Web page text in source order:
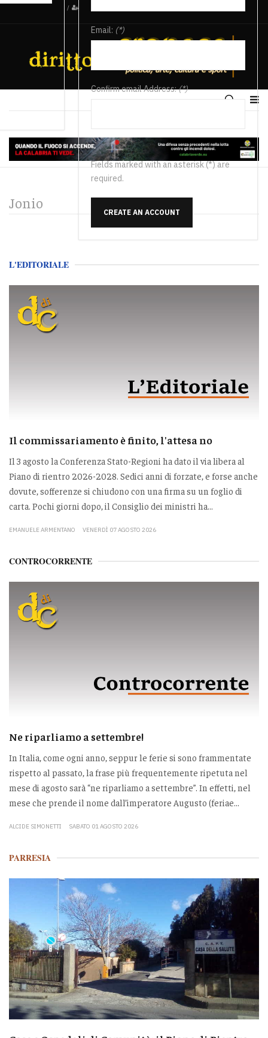
/
Email: (*)
Confirm email Address:(*)
Fields marked with an asterisk (*) are
required.
CREATE AN ACCOUNT
Jonio
L'EDITORIALE
Il commissariamento è finito, l'attesa no
Il 3 agosto la Conferenza Stato-Regioni ha dato il via libera al
Piano di rientro 2026-2028. Sedici anni di forzate, e forse anche
dovute, sofferenze si chiudono con una firma su un foglio di
carta. Pochi giorni dopo, il Consiglio dei ministri ha...
EMANUELE ARMENTANO VENERDÌ 07 AGOSTO 2026
CONTROCORRENTE
Ne riparliamo a settembre!
In Italia, come ogni anno, seppur le ferie si sono frammentate
rispetto al passato, la frase più frequentemente ripetuta nel
mese di agosto sarà “ne riparliamo a settembre”. In effetti, nel
mese che prende il nome dall’imperatore Augusto (feriae...
ALCIDE SIMONETTI SABATO 01 AGOSTO 2026
PARRESIA